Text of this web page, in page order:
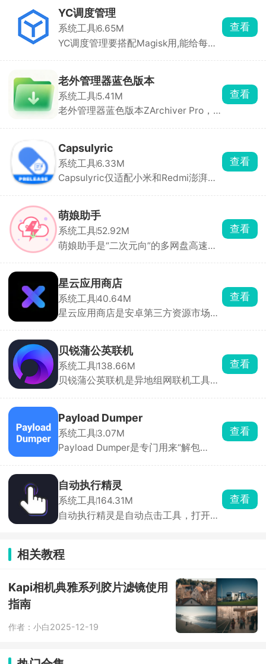
YC调度管理
系统工具6.65M
YC调度管理要搭配Magisk用,能给每个
式更耐用。还能设置屏幕刷新率，高刷
更流畅。能看CPU温度、帧率，一键清
后台，解决手机越用越卡、玩游戏掉帧
的问题。
查看
老外管理器蓝色版本
系统工具5.41M
老外管理器蓝色版本ZArchiver Pro，
单，功能全部免费使用，能够快速的解
压各种格式的文件文档，有序地归纳整
理，是用户在处理压缩文件时的好帮
手。
查看
Capsulyric
系统工具6.33M
Capsulyric仅适配小米和Redmi澎湃系
滚动实时歌词，不遮挡屏幕画面，进度
条跟随歌曲专辑封面自动动态变色。
查看
萌娘助手
系统工具52.92M
萌娘助手是“二次元向”的多网盘高速下
首页关键词直达，可搜动漫、漫画、游
戏、学习资料，链接有效性实时检测 。
如果你是 ACG 资源党，又苦于百度网
盘 10 KB/s，萌娘助手就是现成的“二次
查看
星云应用商店
系统工具40.64M
星云应用商店是安卓第三方资源市场，
直接搜名字，点下载之后自动帮你完成
安装。每款软件都附带简介、截图、版
本号，能看清是什么用途再下载，还能
查看历史旧版本，新版本不好用可以降
查看
贝锐蒲公英联机
系统工具138.66M
贝锐蒲公英联机是异地组网联机工具，
的游戏，所有人都装上这个APP，房主
直接选游戏开房间，把房间号发给朋
友，对方输入房间号加入组网，俩人就
跟一个房间连一个WiFi一样，进游戏局
设备，功能很实在。
查看
Payload Dumper
系统工具3.07M
Payload Dumper是专门用来“解包
boot.img、system.img、vendor.img
等独立镜像文件，方便刷机、Root、救
砖或做 ROM 对比。自带文件选择器 +
进度条，无需敲命令。摆脱电脑与命令
利器 。
查看
自动执行精灵
系统工具164.31M
自动执行精灵是自动点击工具，打开无
循环回放，能调点击快慢、按压时长、
循环次数。日常能用的场景特别多，手
APP 每日一键签到，看小说、短视频设
置自动翻页滑动，做好的脚本可以生成
分享码发给朋友直接导入使用。
查看
相关教程
Kapi相机典雅系列胶片滤镜使用
指南
作者：小白2025-12-19